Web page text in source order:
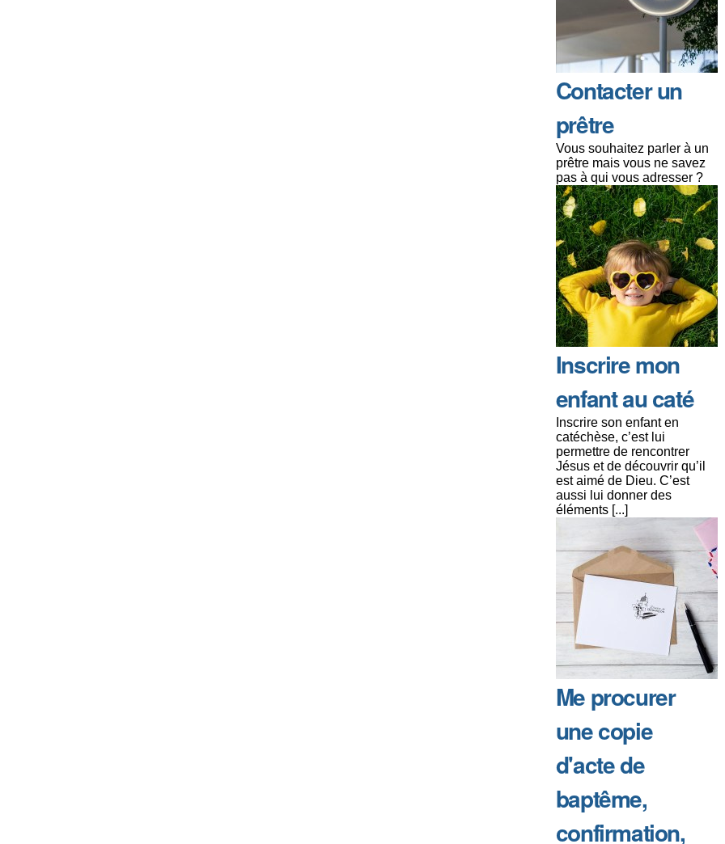
Contacter un
prêtre
Vous souhaitez parler à un
prêtre mais vous ne savez
pas à qui vous adresser ?
Inscrire mon
enfant au caté
Inscrire son enfant en
catéchèse, c’est lui
permettre de rencontrer
Jésus et de découvrir qu’il
est aimé de Dieu. C’est
aussi lui donner des
éléments [...]
Me procurer
une copie
d'acte de
baptême,
confirmation,